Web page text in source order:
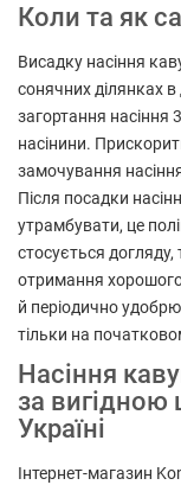
Коли та як
Висадку насіння
сонячних ділянках в
загортання насіння
насінини.
замочування
Після посадки
утрамбувати, це
стосується
отримання
й періодично
тільки на
Насіння
за вигідною
Україні
Інтернет-магазин